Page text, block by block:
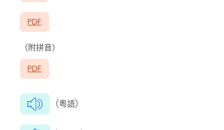
PDF
（附拼音）
PDF
(粵語)